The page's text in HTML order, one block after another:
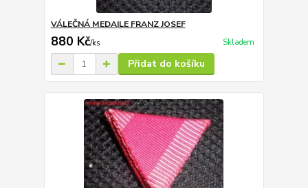
VÁLEČNÁ MEDAILE FRANZ JOSEF
880 Kč/ks Skladem
Přidat do košíku